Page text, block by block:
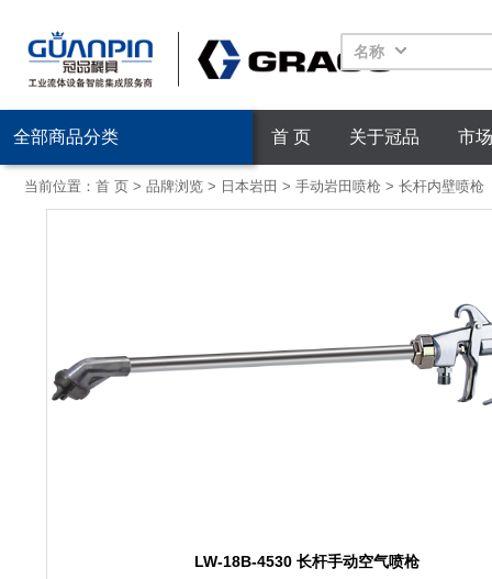
名称
首 页 关于冠品 市
全部商品分类
当前位置： 首 页> 品牌浏览> 日本岩田 > 手动岩田喷枪> 长杆内壁喷枪
LW-18B-4530 长杆手动空气喷枪